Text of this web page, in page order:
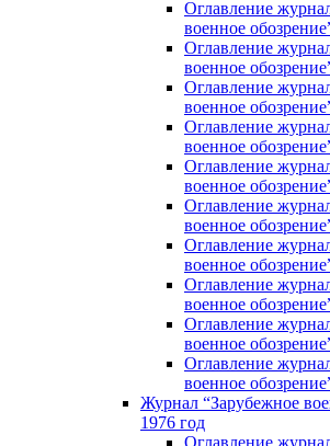
Оглавление
военное
Оглавление
военное
Оглавление
военное
Оглавление
военное
Оглавление
военное
Оглавление
военное
Оглавление
военное
Оглавление
военное
Оглавление
военное
Оглавление
военное
Журнал “Зарубежное
1976 год
Оглавление